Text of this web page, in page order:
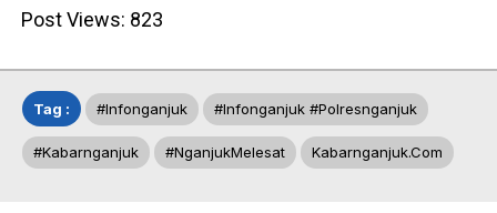
Post Views: 823
Tag : #infonganjuk #infonganjuk #polresnganjuk
#kabarnganjuk #NganjukMelesat Kabarnganjuk.com